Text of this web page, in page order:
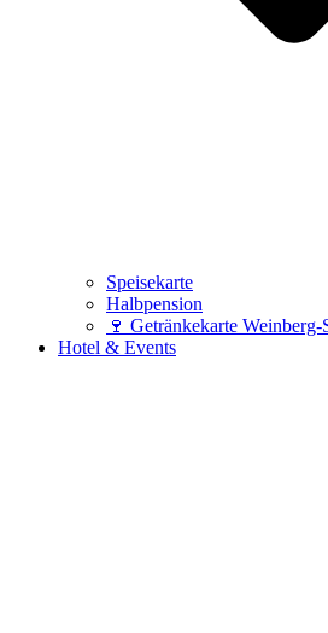
Speisekarte
Halbpension
🍷 Getränkekarte Weinberg-
Hotel & Events